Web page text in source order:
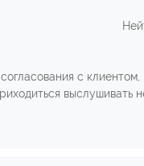
с
выслушивать